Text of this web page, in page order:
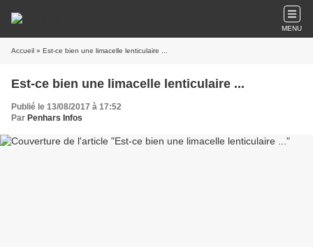
MENU
Accueil » Est-ce bien une limacelle lenticulaire ...
Est-ce bien une limacelle lenticulaire ...
Publié le 13/08/2017 à 17:52
Par Penhars Infos